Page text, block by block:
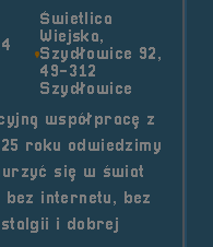
Świetlica
Wiejska,
Szydłowice 92,
49-312
Szydłowice
współpracę z
roku odwiedzimy
się w świat
internetu, bez
i dobrej